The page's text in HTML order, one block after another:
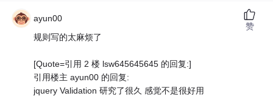
ayun00
规则写的太麻烦了
[Quote=引用 2 楼 lsw645645645 的回复:]
引用楼主 ayun00 的回复:
jquery Validation 研究了很久 感觉不是很好用
赞